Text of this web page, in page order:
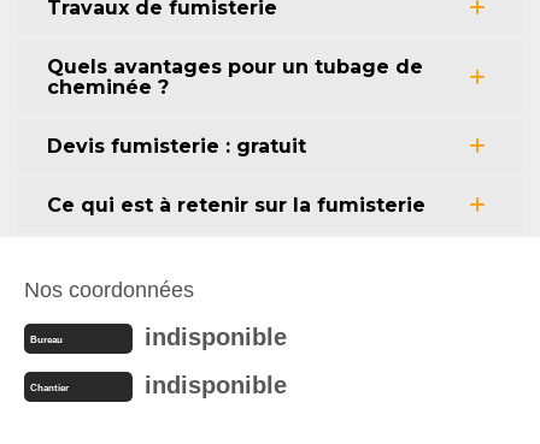
Travaux de fumisterie
Quels avantages pour un tubage de
cheminée ?
Devis fumisterie : gratuit
Ce qui est à retenir sur la fumisterie
Nos coordonnées
Bureau indisponible
Chantier indisponible